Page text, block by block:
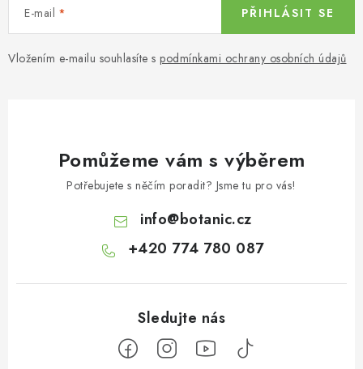
E-mail
Vložením e-mailu souhlasíte s podmínkami ochrany osobních údajů
PŘIHLÁSIT SE
Pomůžeme vám s výběrem
Potřebujete s něčím poradit? Jsme tu pro vás!
info@botanic.cz
+420 774 780 087